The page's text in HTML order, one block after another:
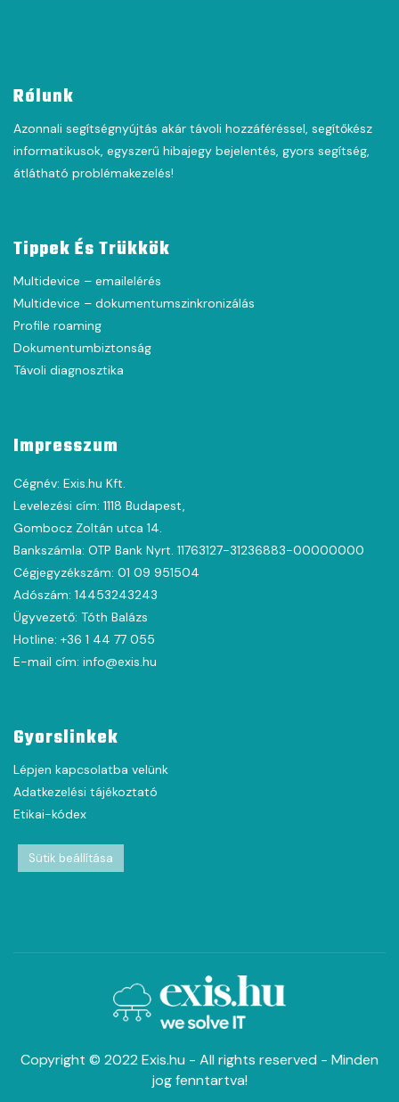
Rólunk
Azonnali segítségnyújtás akár távoli hozzáféréssel, segítőkész
informatikusok, egyszerű hibajegy bejelentés, gyors segítség,
átlátható problémakezelés!
Tippek És Trükkök
Multidevice – emailelérés
Multidevice – dokumentumszinkronizálás
Profile roaming
Dokumentumbiztonság
Távoli diagnosztika
Impresszum
Cégnév: Exis.hu Kft.
Levelezési cím: 1118 Budapest,
Gombocz Zoltán utca 14.
Bankszámla: OTP Bank Nyrt. 11763127-31236883-00000000
Cégjegyzékszám: 01 09 951504
Adószám: 14453243243
Ügyvezető: Tóth Balázs
Hotline: +36 1 44 77 055
E-mail cím: info@exis.hu
Gyorslinkek
Lépjen kapcsolatba velünk
Adatkezelési tájékoztató
Etikai-kódex
Sütik beállítása
Copyright © 2022 Exis.hu - All rights reserved - Minden
jog fenntartva!